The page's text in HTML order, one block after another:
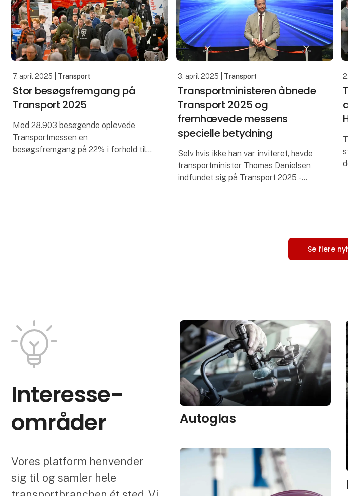
7. april 2025 | Transport
Stor besøgsfremgang på
Transport 2025
Med 28.903 besøgende oplevede
Transportmessen en
besøgsfremgang på 22% i forhold til
3. april 2025 | Transport
Transportministeren åbnede
Transport 2025 og
fremhævede messens
specielle betydning
Selv hvis ikke han var inviteret, havde
transportminister Thomas Danielsen
indfundet sig på Transport 2025 -
Se flere
Interesse­
områder
Vores platform henvender
sig til og samler hele
Autoglas